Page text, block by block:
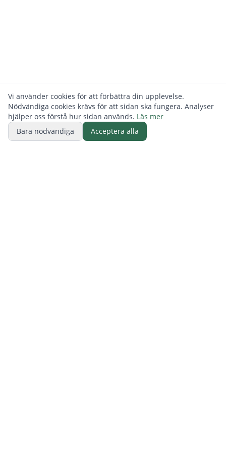
Vi använder cookies för att förbättra din upplevelse.
Nödvändiga cookies krävs för att sidan ska fungera. Analyser
hjälper oss förstå hur sidan används. Läs mer
Bara nödvändiga
Acceptera alla